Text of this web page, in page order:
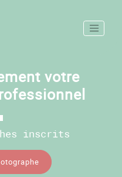
votre
inscrits